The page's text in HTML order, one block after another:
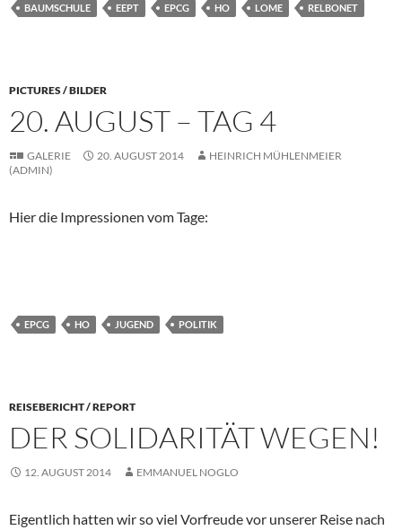
BAUMSCHULE EEPT EPCG HO LOME RELBONET
PICTURES / BILDER
20. AUGUST – TAG 4
GALERIE 20. AUGUST 2014
HEINRICH MÜHLENMEIER
(ADMIN)
Hier die Impressionen vom Tage:
EPCG HO JUGEND POLITIK
REISEBERICHT / REPORT
DER SOLIDARITÄT WEGEN!
12. AUGUST 2014 EMMANUEL NOGLO
Eigentlich hatten wir so viel Vorfreude vor unserer Reise nach